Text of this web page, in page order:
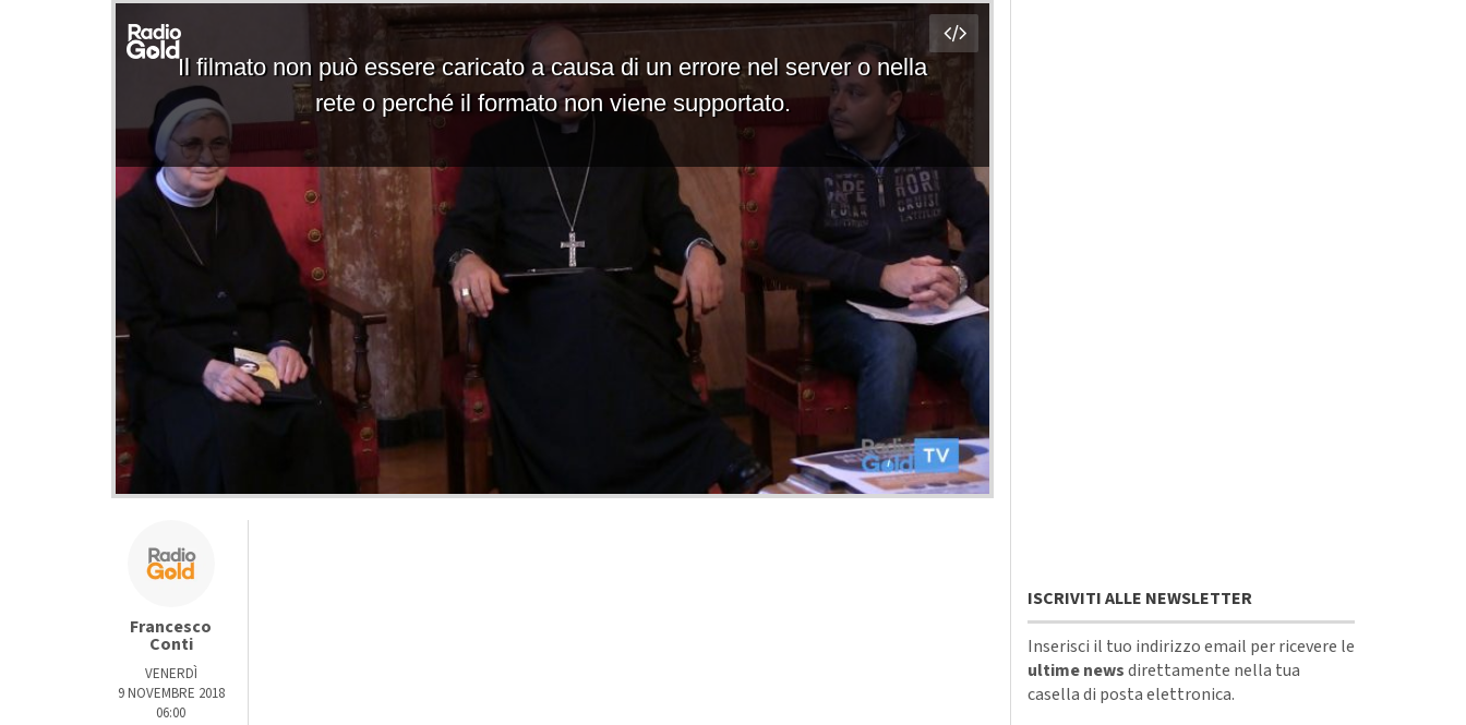
Francesco
Conti
VENERDÌ
9 NOVEMBRE 2018
06:00
ISCRIVITI ALLE NEWSLETTER
Inserisci il tuo indirizzo email per ricevere le
ultime newsdirettamente nella tua
casella di posta elettronica.